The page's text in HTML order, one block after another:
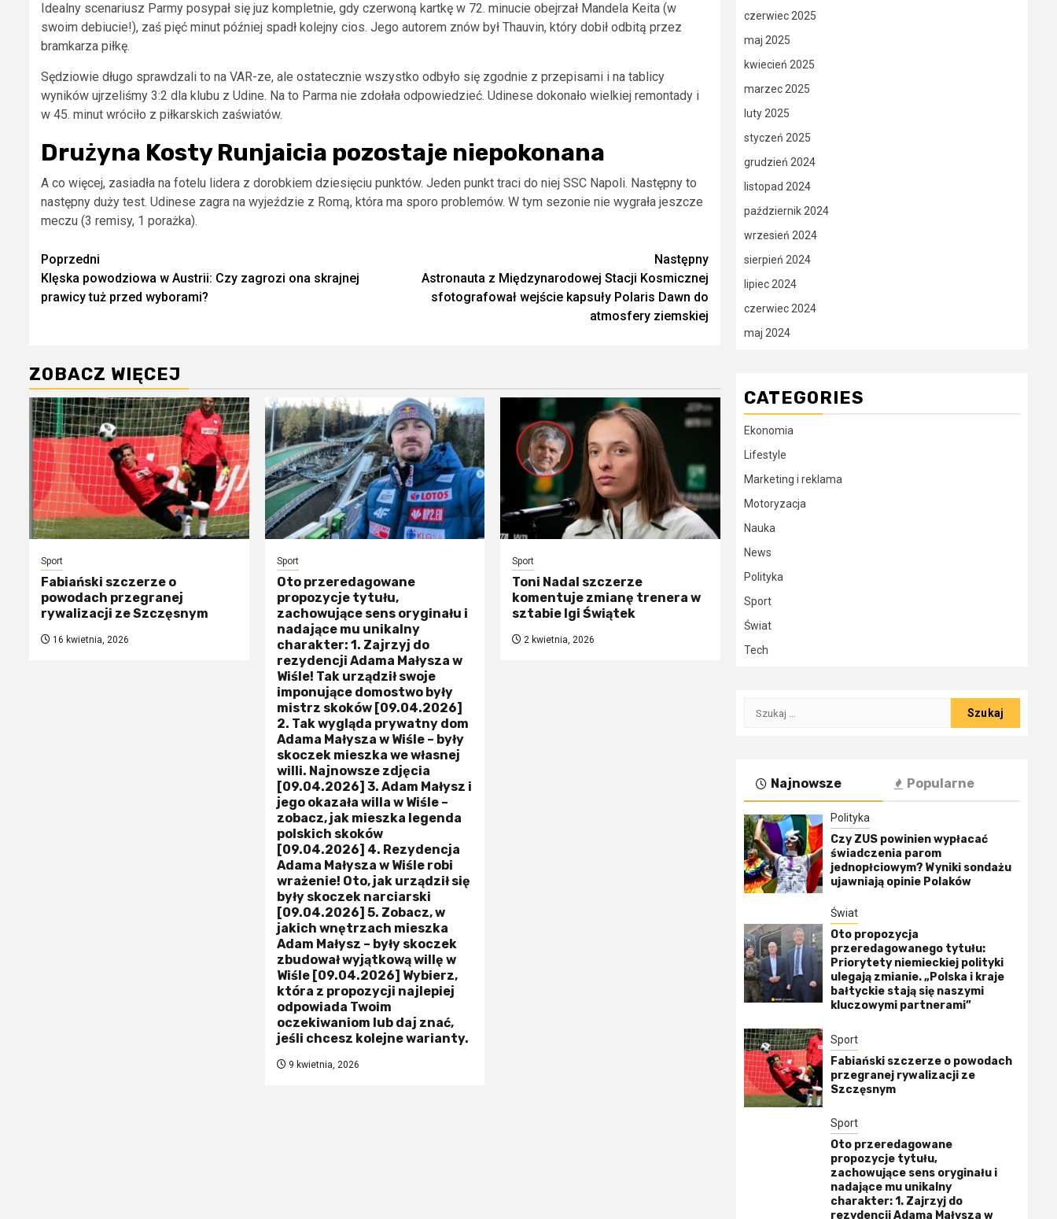
Idealny scenariusz Parmy posypał się juz kompletnie, gdy czerwoną kartkę w 72. minucie obejrzał Mandela Keita (w
swoim debiucie!), zaś pięć minut później spadł kolejny cios. Jego autorem znów był Thauvin, który dobił odbitą przez
bramkarza piłkę.
Sędziowie długo sprawdzali to na VAR-ze, ale ostatecznie wszystko odbyło się zgodnie z przepisami i na tablicy
wyników ujrzeliśmy 3:2 dla klubu z Udine. Na to Parma nie zdołała odpowiedzieć. Udinese dokonało wielkiej remontady i
w 45. minut wróciło z piłkarskich zaświatów.
Drużyna Kosty Runjaicia pozostaje niepokonana
A co więcej, zasiadła na fotelu lidera z dorobkiem dziesięciu punktów. Jeden punkt traci do niej SSC Napoli. Następny to
następny duży test. Udinese zagra na wyjeździe z Romą, która ma sporo problemów. W tym sezonie nie wygrała jeszcze
meczu (3 remisy, 1 porażka).
Zobacz
wpisy
Poprzedni
Klęska powodziowa w Austrii: Czy zagrozi ona skrajnej
prawicy tuż przed wyborami?
Następny
Astronauta z Międzynarodowej Stacji Kosmicznej
sfotografował wejście kapsuły Polaris Dawn do
atmosfery ziemskiej
ZOBACZ WIĘCEJ
Sport
Fabiański szczerze o
powodach przegranej
rywalizacji ze Szczęsnym
16 kwietnia, 2026
Sport
Oto przeredagowane
propozycje tytułu,
zachowujące sens oryginału i
nadające mu unikalny
charakter: 1. Zajrzyj do
rezydencji Adama Małysza w
Wiśle! Tak urządził swoje
imponujące domostwo były
mistrz skoków [09.04.2026]
2. Tak wygląda prywatny dom
Adama Małysza w Wiśle – były
skoczek mieszka we własnej
willi. Najnowsze zdjęcia
[09.04.2026] 3. Adam Małysz i
jego okazała willa w Wiśle –
zobacz, jak mieszka legenda
polskich skoków
[09.04.2026] 4. Rezydencja
Adama Małysza w Wiśle robi
wrażenie! Oto, jak urządził się
były skoczek narciarski
[09.04.2026] 5. Zobacz, w
jakich wnętrzach mieszka
Adam Małysz – były skoczek
zbudował wyjątkową willę w
Wiśle [09.04.2026] Wybierz,
która z propozycji najlepiej
odpowiada Twoim
oczekiwaniom lub daj znać,
jeśli chcesz kolejne warianty.
9 kwietnia, 2026
Sport
Toni Nadal szczerze
komentuje zmianę trenera w
sztabie Igi Świątek
2 kwietnia, 2026
czerwiec 2025
maj 2025
kwiecień 2025
marzec 2025
luty 2025
styczeń 2025
grudzień 2024
listopad 2024
październik 2024
wrzesień 2024
sierpień 2024
lipiec 2024
czerwiec 2024
maj 2024
CATEGORIES
Ekonomia
Lifestyle
Marketing i reklama
Motoryzacja
Nauka
News
Polityka
Sport
Świat
Tech
Szukaj:
Najnowsze Popularne
Polityka
Czy ZUS powinien wypłacać
świadczenia parom
jednopłciowym? Wyniki sondażu
ujawniają opinie Polaków
Świat
Oto propozycja
przeredagowanego tytułu:
Priorytety niemieckiej polityki
ulegają zmianie. „Polska i kraje
bałtyckie stają się naszymi
kluczowymi partnerami”
Sport
Fabiański szczerze o powodach
przegranej rywalizacji ze
Szczęsnym
Sport
Oto przeredagowane
propozycje tytułu,
zachowujące sens oryginału i
nadające mu unikalny
charakter: 1. Zajrzyj do
rezydencji Adama Małysza w